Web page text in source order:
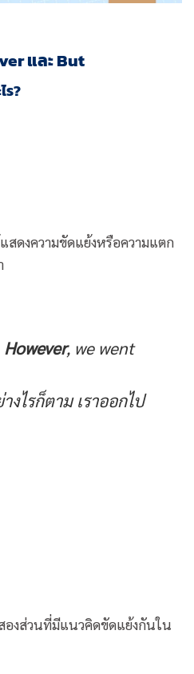
และ But
ร?
ดงความขัดแย้งหรือความแตก
However, we went
งไรก็ตาม เราออกไป
องส่วนที่มีแนวคิดขัดแย้งกันใน